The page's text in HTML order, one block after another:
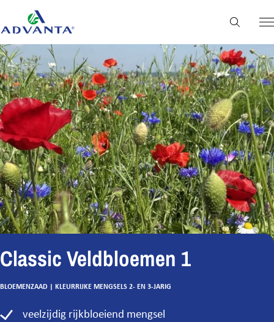
Classic Veldbloemen 1
BLOEMENZAAD | KLEURRIJKE MENGSELS 2- EN 3-JARIG
veelzijdig rijkbloeiend mengsel